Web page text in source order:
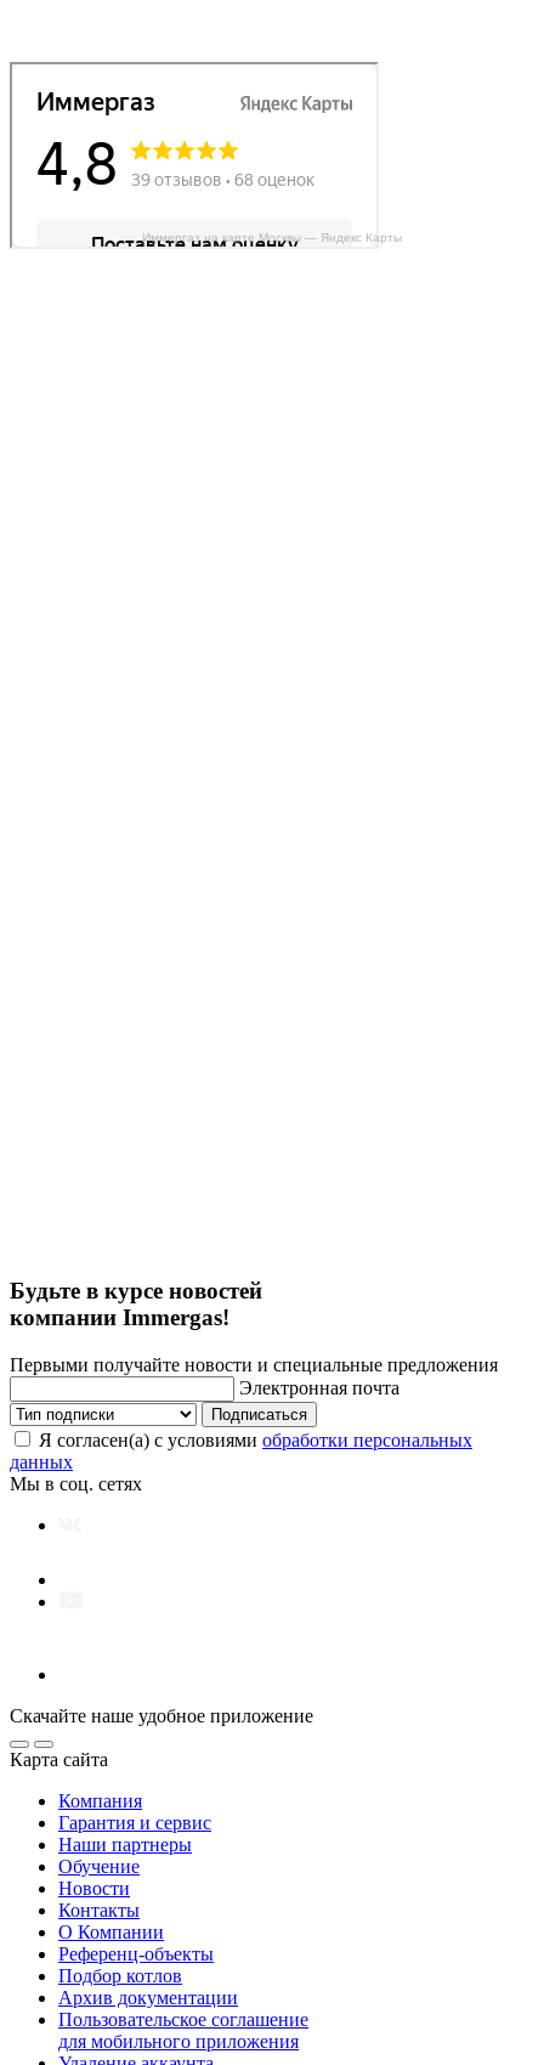
Иммергаз на карте Москвы — Яндекс Карты
Будьте в курсе новостей
компании Immergas!
Первыми получайте новости и специальные предложения
Электронная почта
Подписаться
Я согласен(а) с условиями обработки персональных
данных
Мы в соц. сетях
Скачайте наше удобное приложение
Карта сайта
Компания
Гарантия и сервис
Наши партнеры
Обучение
Новости
Контакты
О Компании
Референц-объекты
Подбор котлов
Архив документации
Пользовательское соглашение
для мобильного приложения